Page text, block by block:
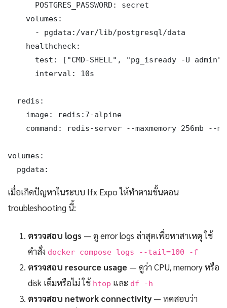
      POSTGRES_PASSWORD: secret
    volumes:
      - pgdata:/var/lib/postgresql/data
    healthcheck:
      test: ["CMD-SHELL", "pg_isready -U admin"]
      interval: 10s
  redis:
    image: redis:7-alpine
command: redis-server --maxmemory 256mb --
volumes:
  pgdata:
เมื่อเกิดปัญหาในระบบ Ifx Expo ให้ทำตามขั้นตอน
troubleshooting นี้:
ตรวจสอบ logs — ดู error logs ล่าสุดเพื่อหาสาเหตุ ใช้
คำสั่ง docker compose logs --tail=100 -f
ตรวจสอบ resource usage — ดูว่า CPU, memory หรือ
disk เต็มหรือไม่ ใช้ htop และ df -h
ตรวจสอบ network connectivity — ทดสอบว่า